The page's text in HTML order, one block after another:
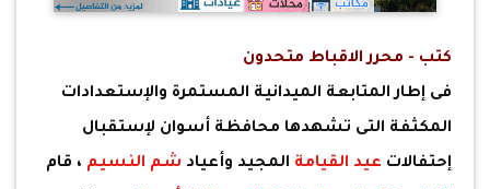
كتب - محرر الاقباط متحدون
فى إطار المتابعة الميدانية المستمرة والإستعدادات
المكثفة التى تشهدها محافظة أسوان لإستقبال
إحتفالات عيد القيامة المجيد وأعياد شم النسيم ، قام